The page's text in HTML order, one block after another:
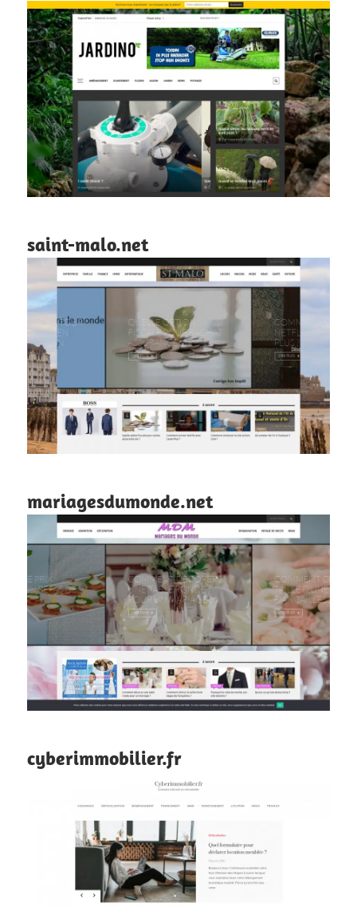
saint-malo.net
mariagesdumonde.net
cyberimmobilier.fr